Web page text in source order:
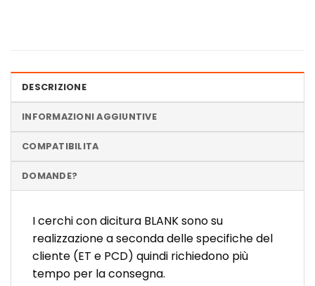
DESCRIZIONE
INFORMAZIONI AGGIUNTIVE
COMPATIBILITA
DOMANDE?
I cerchi con dicitura BLANK sono su
realizzazione a seconda delle specifiche del
cliente (ET e PCD) quindi richiedono più
tempo per la consegna.